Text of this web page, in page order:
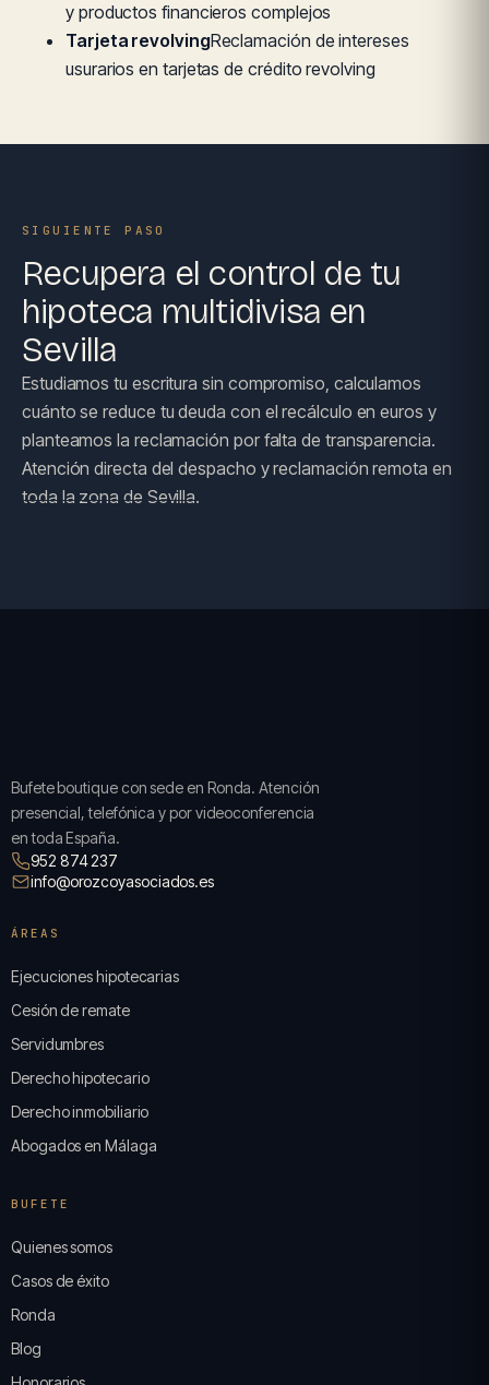
y productos financieros complejos
Tarjeta revolvingReclamación de intereses
usurarios en tarjetas de crédito revolving
SIGUIENTE PASO
Recupera el control de tu
hipoteca multidivisa en
Sevilla
Estudiamos tu escritura sin compromiso, calculamos
cuánto se reduce tu deuda con el recálculo en euros y
planteamos la reclamación por falta de transparencia.
Atención directa del despacho y reclamación remota en
toda la zona de Sevilla.
Bufete boutique con sede en Ronda. Atención
presencial, telefónica y por videoconferencia
en toda España.
952 874 237
info@orozcoyasociados.es
ÁREAS
Ejecuciones hipotecarias
Cesión de remate
Servidumbres
Derecho hipotecario
Derecho inmobiliario
Abogados en Málaga
BUFETE
Quienes somos
Casos de éxito
Ronda
Blog